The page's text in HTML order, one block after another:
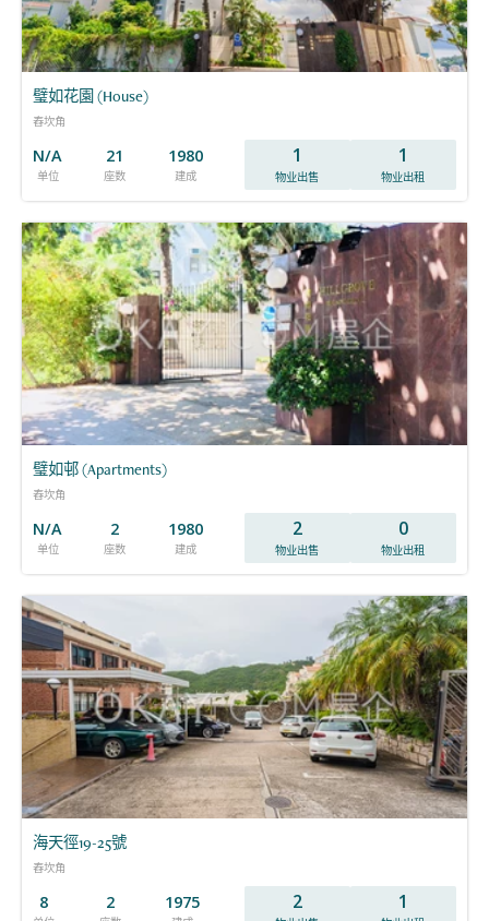
璧如花園 (House)
舂坎角
N/A
单位
21
座数
1980
建成
1
物业出售
1
物业出租
璧如邨 (Apartments)
舂坎角
N/A
单位
2
座数
1980
建成
2
物业出售
0
物业出租
海天徑19-25號
舂坎角
8 2 1975 2 1